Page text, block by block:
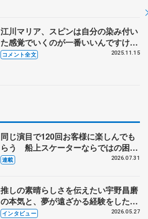
江川マリア、スピンは自分の染み付い
た感覚でいくのが一番いいんですけ
ど 「なんか考えすぎたのかな」【東
コメント全文 2025.11.15
同じ演目で120回お客様に楽しんでも
らう 船上スケーターならではの困難
とは 影響あったPIW前キャプテン松
連載 2026.07.31
推しの素晴らしさを伝えたい宇野昌磨
の本気と、夢が遠ざかる経験をした本
田真凜の覚悟
インタビュー 2026.05.27